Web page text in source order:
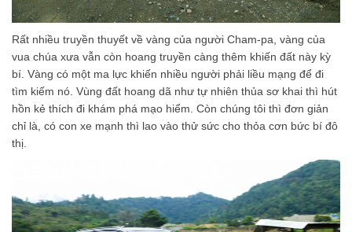
Rất nhiều truyền thuyết về vàng của người Cham-pa, vàng của
vua chúa xưa vẫn còn hoang truyền càng thêm khiến đất này kỳ
bí. Vàng có một ma lực khiến nhiều người phải liều mạng để đi
tìm kiếm nó. Vùng đất hoang dã như tự nhiên thủa sơ khai thì hút
hồn kẻ thích đi khám phá mạo hiểm. Còn chúng tôi thì đơn giản
chỉ là, có con xe mạnh thì lao vào thử sức cho thỏa cơn bức bí đô
thị.